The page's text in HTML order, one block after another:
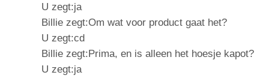
U zegt:ja
Billie zegt:Om wat voor product gaat het?
U zegt:cd
Billie zegt:Prima, en is alleen het hoesje kapot?
U zegt:ja